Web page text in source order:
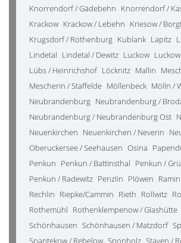
Knorrendorf / Gädebehn Knorrendorf /
Krackow Krackow / Lebehn Kriesow /
Krugsdorf / Rothenburg Kublank Lapitz
Lindetal Lindetal / Dewitz Luckow
Lübs / Heinrichshof Löcknitz Mallin
Mescherin / Staffelde Möllenbeck Mölln /
Neubrandenburg Neubrandenburg /
Neubrandenburg / Neubrandenburg Ost
Neuenkirchen Neuenkirchen / Neverin
Oberuckersee / Seehausen Osina
Penkun Penkun / Battinsthal Penkun /
Penkun / Radewitz Penzlin Plöwen Ramin
Rechlin Riepke/Cammin Rieth Rollwitz
Rothemühl Rothenklempenow / Glashütte
Schönhausen Schönhausen / Matzdorf
Spantekow / Rebelow Sponholz Staven /